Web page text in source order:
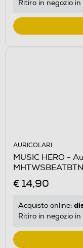
Ritiro in negozio
AURICOLARI
MUSIC HERO -
€ 14,90
Acquisto online:
Ritiro in negozio